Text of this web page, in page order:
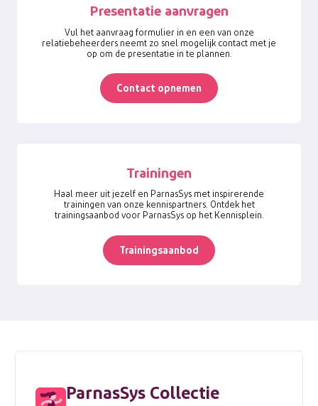
Presentatie aanvragen
Vul het aanvraag formulier in en een van onze
relatiebeheerders neemt zo snel mogelijk contact met je
op om de presentatie in te plannen.
Contact opnemen
Trainingen
Haal meer uit jezelf en ParnasSys met inspirerende
trainingen van onze kennispartners. Ontdek het
trainingsaanbod voor ParnasSys op het Kennisplein.
Trainingsaanbod
ParnasSys Collectie